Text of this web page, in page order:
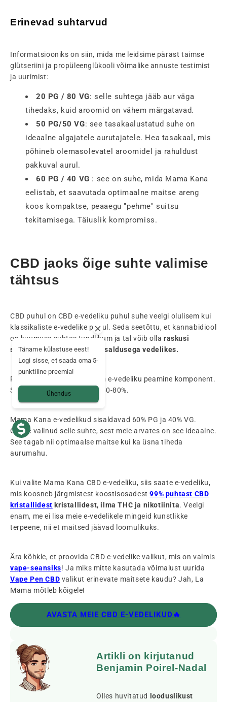
Erinevad suhtarvud
Informatsiooniks on siin, mida me leidsime pärast taimse
glütseriini ja propüleenglükooli võimalike annuste testimist
ja uurimist:
20 PG / 80 VG: selle suhtega jääb aur väga
tihedaks, kuid aroomid on vähem märgatavad.
50 PG/50 VG: see tasakaalustatud suhe on
ideaalne algajatele aurutajatele. Hea tasakaal, mis
põhineb olemasolevatel aroomidel ja rahuldust
pakkuval aurul.
60 PG / 40 VG : see on suhe, mida Mama Kana
eelistab, et saavutada optimaalne maitse areng
koos kompaktse, peaaegu "pehme" suitsu
tekitamisega. Täiuslik kompromiss.
CBD jaoks õige suhte valimise
tähtsus
CBD puhul on CBD e-vedeliku puhul suhe veelgi olulisem kui
klassikaliste e-vedelike puhul. Seda seetõttu, et kannabidiool
on kuumuse suhtes tundlikum ja tal võib ollaraskusi
segunemisega suure VG-sisaldusega vedelikes.
Propüleenglükool ehk PG on e-vedeliku peamine komponent.
Selle sisaldus on tavaliselt 50-80%.
Mama Kana e-vedelikud sisaldavad 60% PG ja 40% VG.
Oleme valinud selle suhte, sest meie arvates on see ideaalne.
See tagab nii optimaalse maitse kui ka üsna tiheda
aurumahu.
Kui valite Mama Kana CBD e-vedeliku, siis saate e-vedeliku,
mis koosneb järgmistest koostisosadest99% puhtast CBD
kristallidest kristallidest, ilma THC ja nikotiinita. Veelgi
enam, me ei lisa meie e-vedelikele mingeid kunstlikke
terpeene, nii et maitsed jäävad loomulikuks.
Ära kõhkle, et proovida CBD e-vedelike valikut, mis on valmis
vape-seansiks! Ja miks mitte kasutada võimalust uurida
Vape Pen CBD valikut erinevate maitsete kaudu? Jah, La
Mama mõtleb kõigele!
AVASTA MEIE CBD E-VEDELIKUD🔥
Artikli on kirjutanud
Benjamin Poirel-Nadal
Olles huvitatud looduslikust
Täname külastuse eest!
Logi sisse, et saada oma 5-
punktiline preemia!
Ühendus